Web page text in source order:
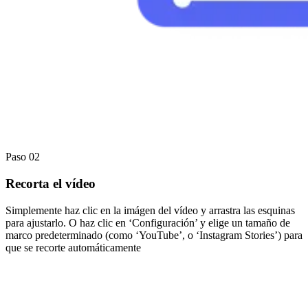
Paso 02
Recorta el vídeo
Simplemente haz clic en la imágen del vídeo y arrastra las esquinas
para ajustarlo. O haz clic en ‘Configuración’ y elige un tamaño de
marco predeterminado (como ‘YouTube’, o ‘Instagram Stories’) para
que se recorte automáticamente